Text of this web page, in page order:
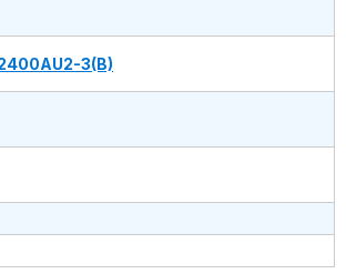
3(B)